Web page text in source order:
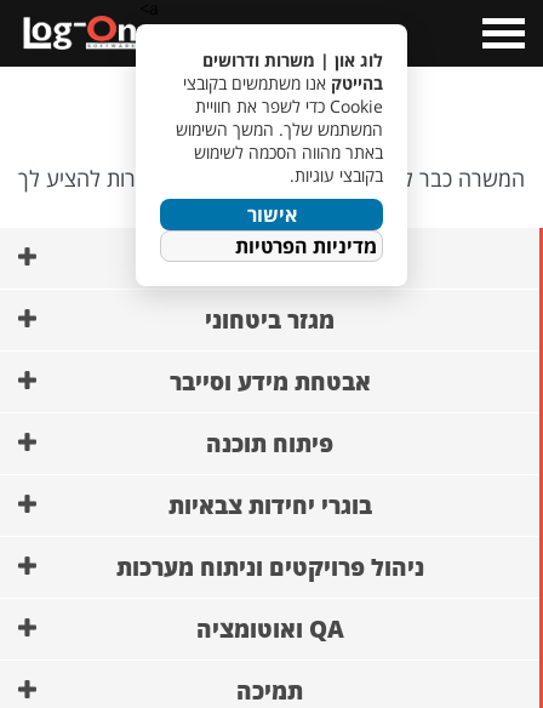
Menu
אופס…
המשרה כבר לא קיימת, אבל יש לנו משרות אחרות להציע לך
🙂
AI ופיתוח מודלים
מגזר ביטחוני
אבטחת מידע וסייבר
פיתוח תוכנה
בוגרי יחידות צבאיות
ניהול פרויקטים וניתוח מערכות
QA ואוטומציה
תמיכה
לוג און | משרות ודרושים
בהייטק אנו משתמשים בקובצי
Cookie כדי לשפר את חוויית
המשתמש שלך. המשך השימוש
באתר מהווה הסכמה לשימוש
בקובצי עוגיות.
אישור
מדיניות הפרטיות